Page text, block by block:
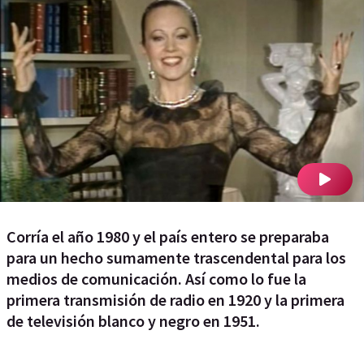
Corría el año 1980 y el país entero se preparaba
para un hecho sumamente trascendental para los
medios de comunicación. Así como lo fue la
primera transmisión de radio en 1920 y la primera
de televisión blanco y negro en 1951.